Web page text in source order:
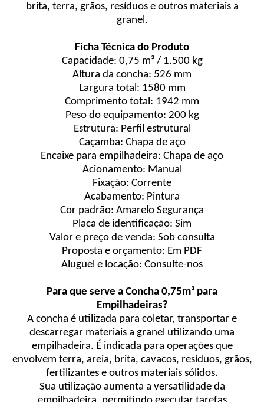
brita, terra, grãos, resíduos e outros materiais a
granel.
Ficha Técnica do Produto
Capacidade: 0,75 m³ / 1.500 kg
Altura da concha: 526 mm
Largura total: 1580 mm
Comprimento total: 1942 mm
Peso do equipamento: 200 kg
Estrutura: Perfil estrutural
Caçamba: Chapa de aço
Encaixe para empilhadeira: Chapa de aço
Acionamento: Manual
Fixação: Corrente
Acabamento: Pintura
Cor padrão: Amarelo Segurança
Placa de identificação: Sim
Valor e preço de venda: Sob consulta
Proposta e orçamento: Em PDF
Aluguel e locação: Consulte-nos
Para que serve a Concha 0,75m³ para
Empilhadeiras?
A concha é utilizada para coletar, transportar e
descarregar materiais a granel utilizando uma
empilhadeira. É indicada para operações que
envolvem terra, areia, brita, cavacos, resíduos, grãos,
fertilizantes e outros materiais sólidos.
Sua utilização aumenta a versatilidade da